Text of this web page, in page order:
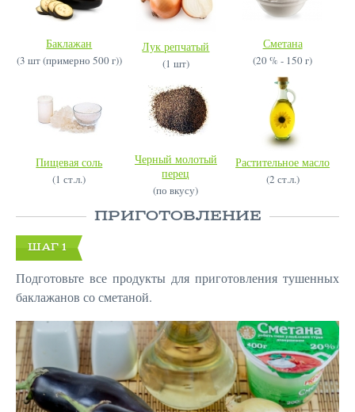
Баклажан
(3 шт (примерно 500 г))
Лук репчатый
(1 шт)
Сметана
(20 % - 150 г)
Пищевая соль
(1 ст.л.)
Черный молотый
перец
(по вкусу)
Растительное масло
(2 ст.л.)
ПРИГОТОВЛЕНИЕ
ШАГ 1
Подготовьте все продукты для приготовления тушенных
баклажанов со сметаной.